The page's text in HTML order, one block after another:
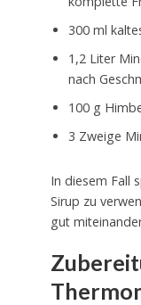
300 ml
1,2 Liter
nach
100 g
3 Zweige
In diesem Fall
Sirup zu
gut